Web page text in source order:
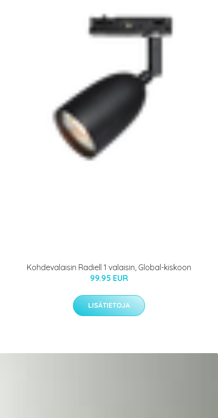
Kohdevalaisin Radiell 1 valaisin, Global-kiskoon
99.95 EUR
LISÄTIETOJA